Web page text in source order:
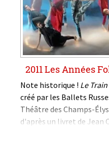
2011 Les Années
Note historique ! Le
créé par les Ballets
Théâtre des Champs-
d'après un livret de Jean
Darius Milhaud, avec